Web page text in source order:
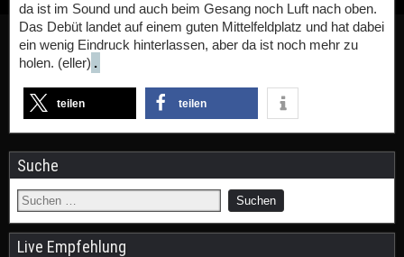
da ist im Sound und auch beim Gesang noch Luft nach oben.
Das Debüt landet auf einem guten Mittelfeldplatz und hat dabei
ein wenig Eindruck hinterlassen, aber da ist noch mehr zu
holen. (eller) .
teilen teilen
Suche
Live Empfehlung